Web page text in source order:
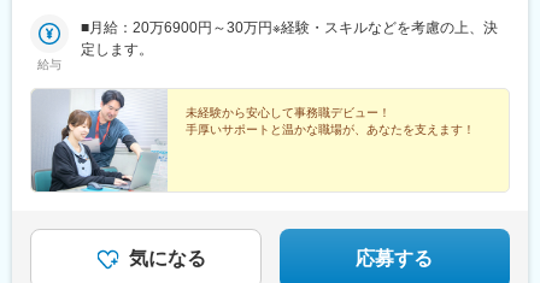
が一に発生する場合も転勤先は神奈川、東京エリア内のみ
給与
■月給：20万6900円～30万円※経験・スキルなどを考慮の上、決
定します。
未経験から安心して事務職デビュー！
手厚いサポートと温かな職場が、あなたを支えます！
気になる 応募する